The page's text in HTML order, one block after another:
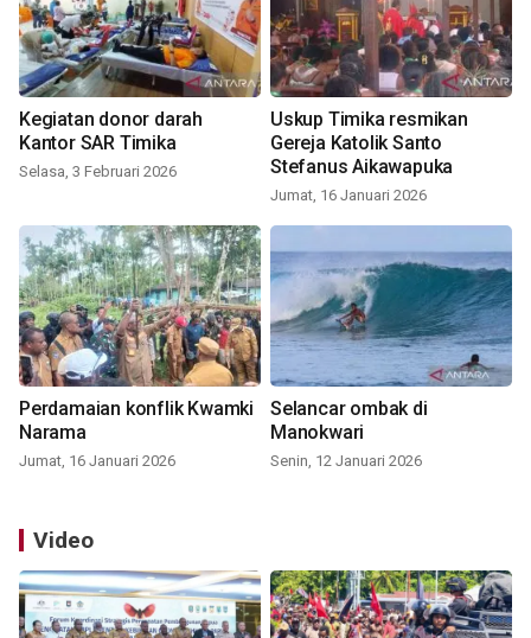
Kegiatan donor darah
Kantor SAR Timika
Selasa, 3 Februari 2026
Uskup Timika resmikan
Gereja Katolik Santo
Stefanus Aikawapuka
Jumat, 16 Januari 2026
Perdamaian konflik Kwamki
Narama
Jumat, 16 Januari 2026
Selancar ombak di
Manokwari
Senin, 12 Januari 2026
Video